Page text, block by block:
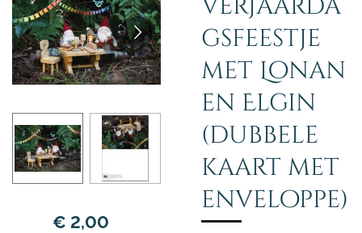
gsfeestje
met Lonan
en Elgin
(dubbele
kaart met
enveloppe)
€ 2,00